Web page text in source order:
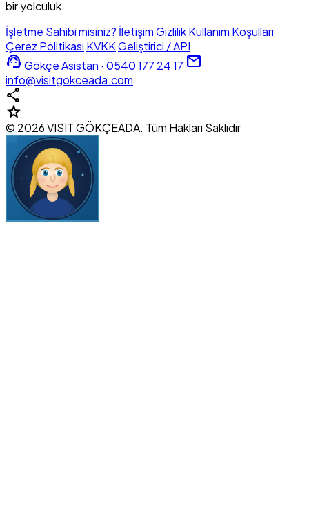
bir yolculuk.
İşletme Sahibi misiniz? İletişimGizlilikKullanım Koşulları
Çerez Politikası KVKKGeliştirici / API
support_agent Gökçe Asistan · 0540 177 24 17 mail
info@visitgokceada.com
share
star
© 2026 VISIT GÖKÇEADA. Tüm Hakları Saklıdır